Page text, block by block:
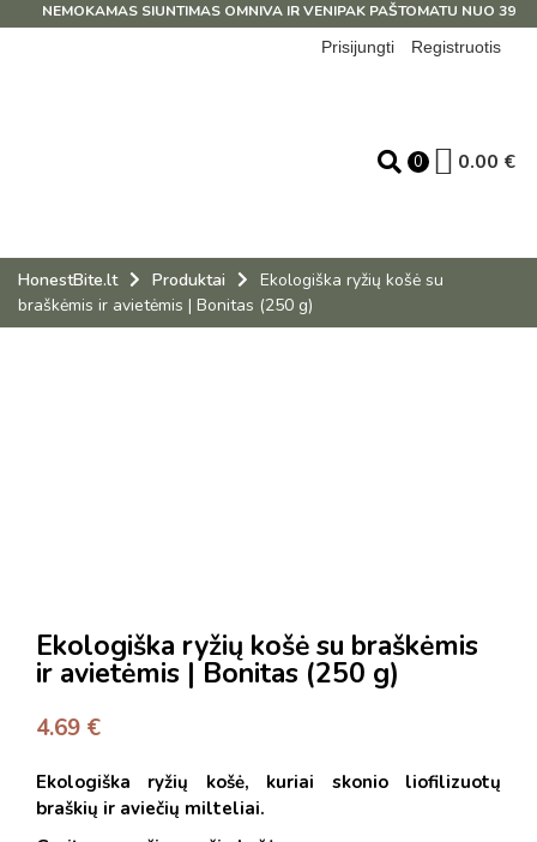
NEMOKAMAS SIUNTIMAS OMNIVA IR VENIPAK PAŠTOMATU NUO 39 EUR!
Prisijungti
Registruotis
0 0.00 €
HonestBite.lt Produktai
Ekologiška ryžių košė su
braškėmis ir avietėmis | Bonitas (250 g)
Ekologiška ryžių košė su braškėmis
ir avietėmis | Bonitas (250 g)
4.69 €
Ekologiška ryžių košė, kuriai skonio liofilizuotų
braškių ir aviečių milteliai.